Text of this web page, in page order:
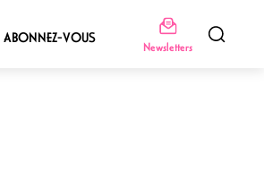
ABONNEZ-VOUS
Newsletters